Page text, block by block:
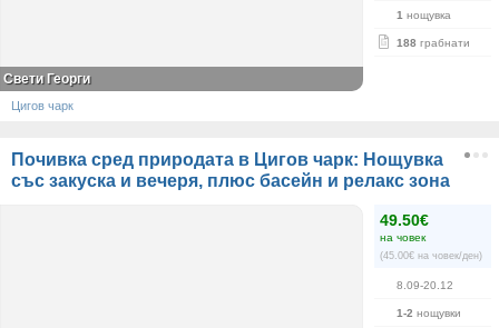
1 нощувка
188 грабнати
Свети Георги
Цигов чарк
Почивка сред природата в Цигов чарк: Нощувка
със закуска и вечеря, плюс басейн и релакс зона
49.50€
на човек
(45.00€ на човек/ден)
8.09-20.12
1-2 нощувки